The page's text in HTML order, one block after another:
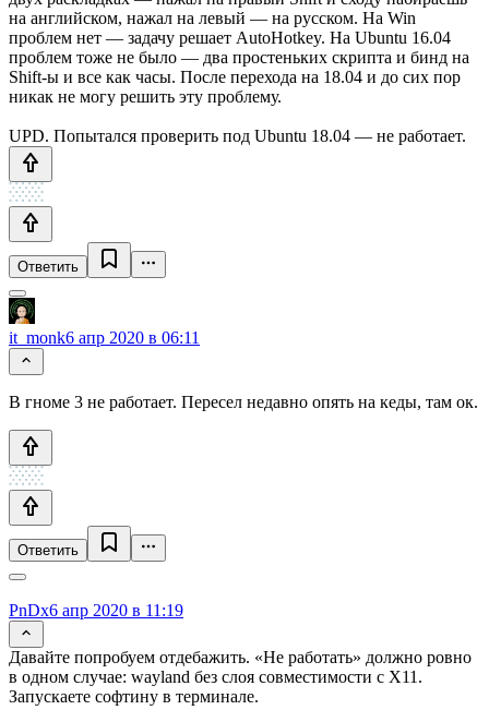
на английском, нажал на левый — на русском. На Win
проблем нет — задачу решает AutoHotkey. На Ubuntu 16.04
проблем тоже не было — два простеньких скрипта и бинд на
Shift-ы и все как часы. После перехода на 18.04 и до сих пор
никак не могу решить эту проблему.
UPD. Попытался проверить под Ubuntu 18.04 — не работает.
Ответить
it_monk6 апр 2020 в 06:11
В гноме 3 не работает. Пересел недавно опять на кеды, там ок.
Ответить
PnDx6 апр 2020 в 11:19
Давайте попробуем отдебажить. «Не работать» должно ровно
в одном случае: wayland без слоя совместимости с X11.
Запускаете софтину в терминале.